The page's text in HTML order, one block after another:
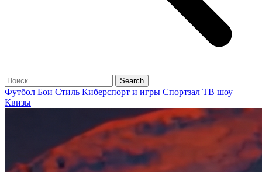
Футбол Бои Стиль Киберспорт и игры Спортзал ТВ шоу
Квизы